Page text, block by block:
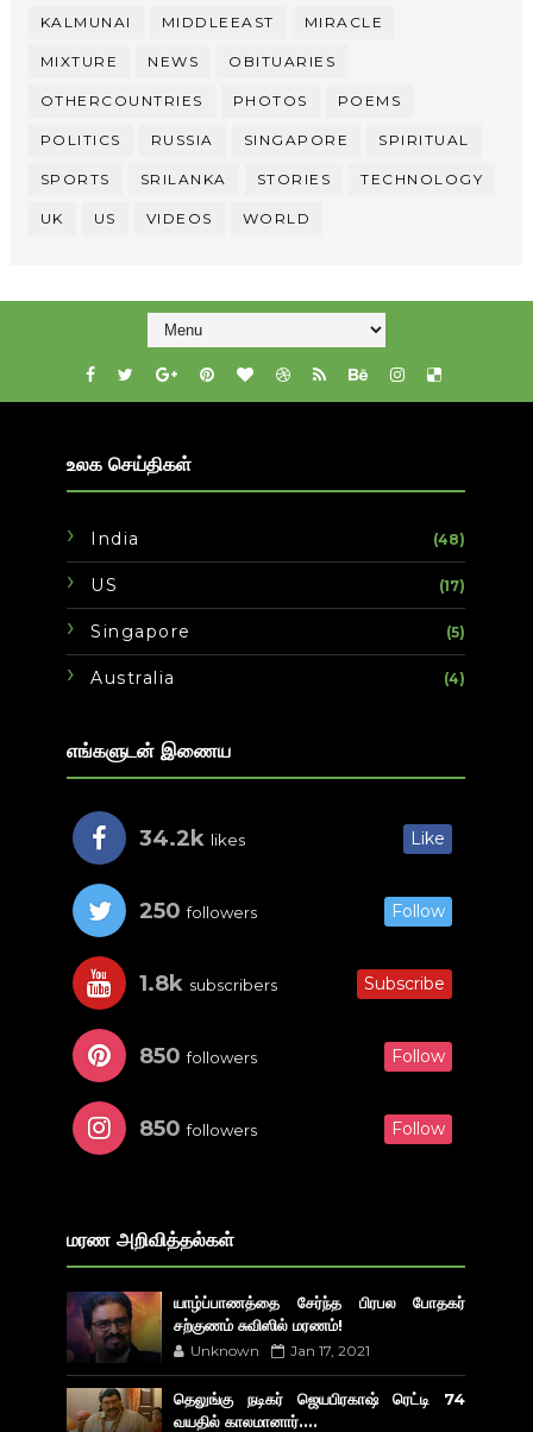
KALMUNAI MIDDLEEAST MIRACLE
MIXTURE NEWS OBITUARIES
OTHERCOUNTRIES PHOTOS POEMS
POLITICS RUSSIA SINGAPORE SPIRITUAL
SPORTS SRILANKA STORIES TECHNOLOGY
UK US VIDEOS WORLD
உலக செய்திகள்
India (48)
US (17)
Singapore (5)
Australia (4)
எங்களுடன் இணைய
34.2k likes Like
250 followers Follow
1.8k subscribers Subscribe
850 followers Follow
850 followers Follow
மரண அறிவித்தல்கள்
யாழ்ப்பாணத்தை சேர்ந்த பிரபல போதகர்
சற்குணம் சுவிஸில் மரணம்!
Unknown Jan 17, 2021
தெலுங்கு நடிகர் ஜெயபிரகாஷ் ரெட்டி 74
வயதில் காலமானார்....